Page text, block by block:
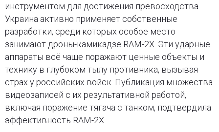
инструментом для достижения превосходства.
Украина активно применяет собственные
разработки, среди которых особое место
занимают дроны-камикадзе RAM-2X. Эти ударные
аппараты всё чаще поражают ценные объекты и
технику в глубоком тылу противника, вызывая
страх у российских войск. Публикация множества
видеозаписей с их результативной работой,
включая поражение тягача с танком, подтвердила
эффективность RAM-2X.